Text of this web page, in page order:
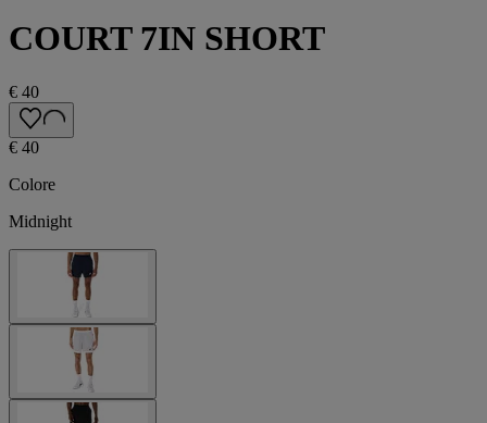
COURT 7IN SHORT
€ 40
€ 40
Colore
Midnight